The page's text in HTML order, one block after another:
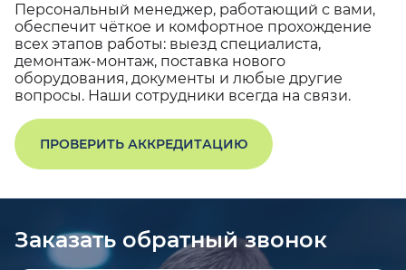
Персональный менеджер, работающий с вами,
обеспечит чёткое и комфортное прохождение
всех этапов работы: выезд специалиста,
демонтаж-монтаж, поставка нового
оборудования, документы и любые другие
вопросы. Наши сотрудники всегда на связи.
ПРОВЕРИТЬ АККРЕДИТАЦИЮ
Заказать обратный звонок